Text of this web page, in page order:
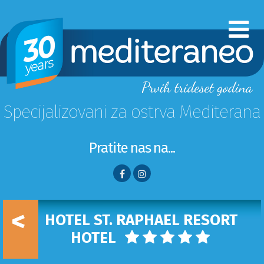
Specijalizovani za ostrva Mediterana
Pratite nas na...
<
HOTEL ST. RAPHAEL RESORT
HOTEL